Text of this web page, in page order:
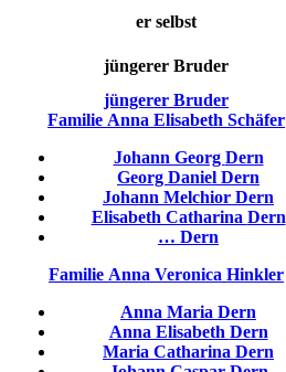
er selbst
jüngerer Bruder
jüngerer Bruder
Familie Anna Elisabeth Schäfer
Johann Georg Dern
Georg Daniel Dern
Johann Melchior Dern
Elisabeth Catharina Dern
… Dern
Familie Anna Veronica Hinkler
Anna Maria Dern
Anna Elisabeth Dern
Maria Catharina Dern